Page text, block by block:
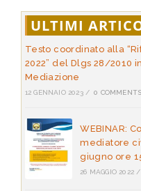
ULTIMI
Testo coordinato alla
2022” del Dlgs 28/2010
Mediazione
12 GENNAIO 2023 / 0 COMMENTS
WEBINAR:
mediatore
giugno ore
26 MAGGIO 2022 /